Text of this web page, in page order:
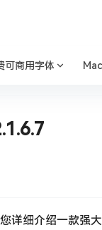
可商用字体
您详细介绍一款